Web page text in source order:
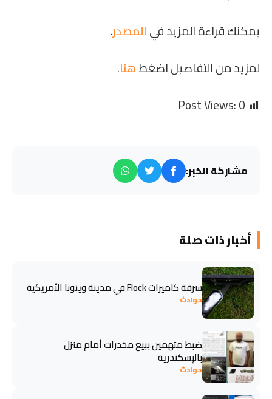
يمكنك قراءة المزيد فيالمصدر.
لمزيد من التفاصيل اضغطهنا.
Post Views:0
مشاركة الخبر:
أخبار ذات صلة
سرقة كاميرات Flock في مدينة وينونا الأمريكية
حوادث
ضبط متهمين ببيع مخدرات أمام منزل
بالإسكندرية
حوادث